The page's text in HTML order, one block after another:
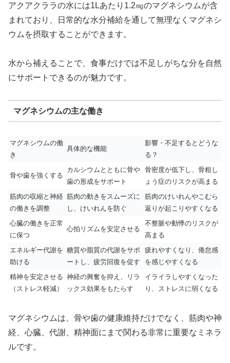
アクアクララの水には1Lあたり1.2㎎のマグネシウムが含
まれており、日常的な水分補給を通して無理なくマグネシ
ウムを摂取することができます。
水から補えることで、食事だけでは不足しがちな分を自然
にサポートできるのが魅力です。
マグネシウムの主な働き
マグネシウムの働
き
具体的な機能
影響・不足するとどうな
る？
骨や歯を強くする
カルシウムとともに骨や
歯の形成をサポート
骨密度が低下し、骨粗し
ょう症のリスクが高まる
筋肉の収縮と神経
の働きを調整
筋肉の動きをスムーズに
し、けいれんを防ぐ
筋肉のけいれんやこむら
返りが起こりやすくなる
心臓の働きを正常
に保つ
心拍リズムを安定させる
不整脈や動悸のリスクが
高まる
エネルギー代謝を
助ける
糖質や脂質の代謝をサポ
ートし、疲労回復を促す
疲れやすくなり、倦怠感
を感じやすくなる
精神を安定させる
（ストレス軽減）
神経の興奮を抑え、リラ
ックス効果をもたらす
イライラしやすくなった
り、ストレスに弱くなる
マグネシウムは、骨や歯の健康維持だけでなく、筋肉や神
経、心臓、代謝、精神面にまで関わる非常に重要なミネラ
ルです。